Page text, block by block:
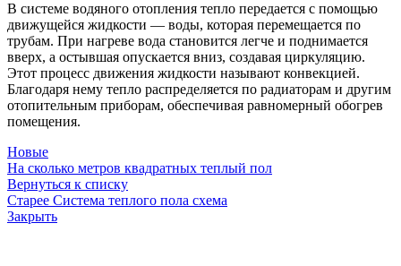
В системе водяного отопления тепло передается с помощью
движущейся жидкости — воды, которая перемещается по
трубам. При нагреве вода становится легче и поднимается
вверх, а остывшая опускается вниз, создавая циркуляцию.
Этот процесс движения жидкости называют конвекцией.
Благодаря нему тепло распределяется по радиаторам и другим
отопительным приборам, обеспечивая равномерный обогрев
помещения.
Новые
На сколько метров квадратных теплый пол
Вернуться к списку
Старее Система теплого пола схема
Закрыть